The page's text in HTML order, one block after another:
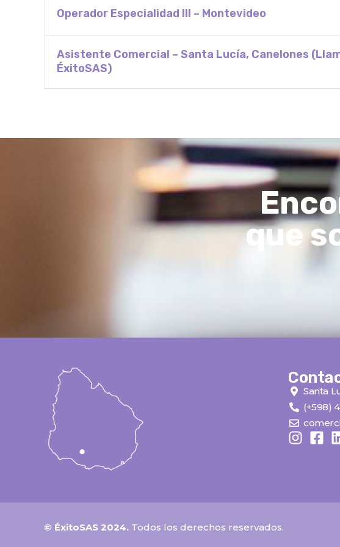
Operador Especialidad III – Montevideo
Asistente Comercial – Santa Lucía, Canelones
ÉxitoSAS)
que
Santa
(+598)
© ÉxitoSAS 2024. Todos los derechos reservados.